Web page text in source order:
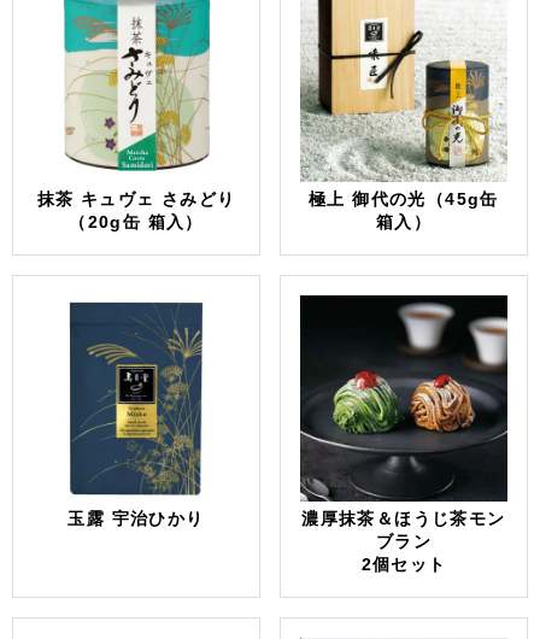
抹茶 キュヴェ さみどり
（20g缶 箱入）
極上 御代の光（45g缶
箱入）
玉露 宇治ひかり
濃厚抹茶＆ほうじ茶モン
ブラン
2個セット